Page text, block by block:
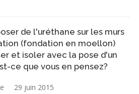
de l'uréthane sur les murs
(fondation en moellon)
et isoler avec la pose d'un
ce que vous en pensez?
29 juin 2015